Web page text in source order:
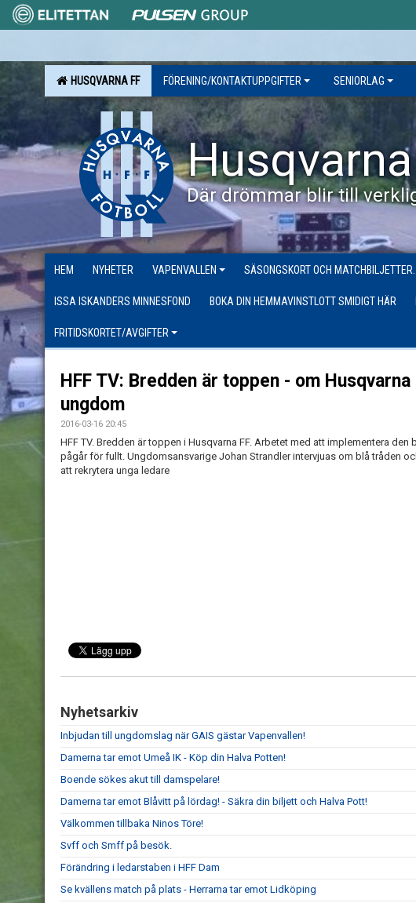
HUSQVARNA FF FÖRENING/KONTAKTUPPGIFTER SENIORLAG
Där drömmar blir till
HEM NYHETER VAPENVALLEN SÄSONGSKORT OCH MATCHBILJETTER.
ISSA ISKANDERS MINNESFOND BOKA DIN HEMMAVINSTLOTT SMIDIGT HÄR
FRITIDSKORTET/AVGIFTER
HFF TV: Bredden är toppen - om Husqvarna
ungdom
2016-03-16 20:45
HFF TV. Bredden är toppen i Husqvarna FF. Arbetet med att implementera den
pågår för fullt. Ungdomsansvarige Johan Strandler intervjuas om blå tråden
att rekrytera unga ledare
Nyhetsarkiv
Inbjudan till ungdomslag när GAIS gästar Vapenvallen!
Damerna tar emot Umeå IK - Köp din Halva Potten!
Boende sökes akut till damspelare!
Damerna tar emot Blåvitt på lördag! - Säkra din biljett och Halva Pott!
Välkommen tillbaka Ninos Töre!
Svff och Smff på besök.
Förändring i ledarstaben i HFF Dam
Se kvällens match på plats - Herrarna tar emot Lidköping